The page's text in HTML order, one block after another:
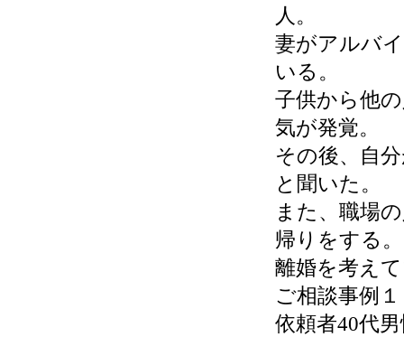
人。
妻がアルバ
いる。
子供から他
気が発覚。
その後、自
と聞いた。
また、職場
帰りをする。
離婚を考え
ご相談事例
依頼者40代